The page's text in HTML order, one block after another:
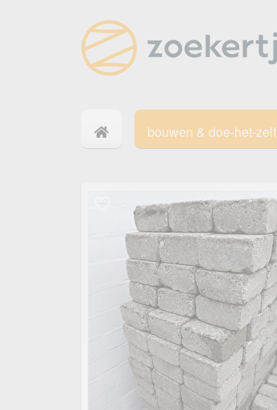
bouwen & doe-het-zelf